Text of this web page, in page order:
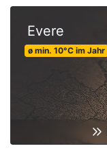
Evere
ø min. 10°C im Jahr